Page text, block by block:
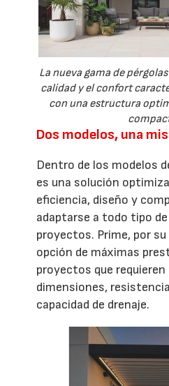
La nueva gama de
calidad y el confort
con una estructura
Dos modelos, una
Dentro de los modelos
es una solución
eficiencia, diseño y
adaptarse a todo tipo
proyectos. Prime, por
opción de máximas
proyectos que requieren
dimensiones,
capacidad de drenaje.